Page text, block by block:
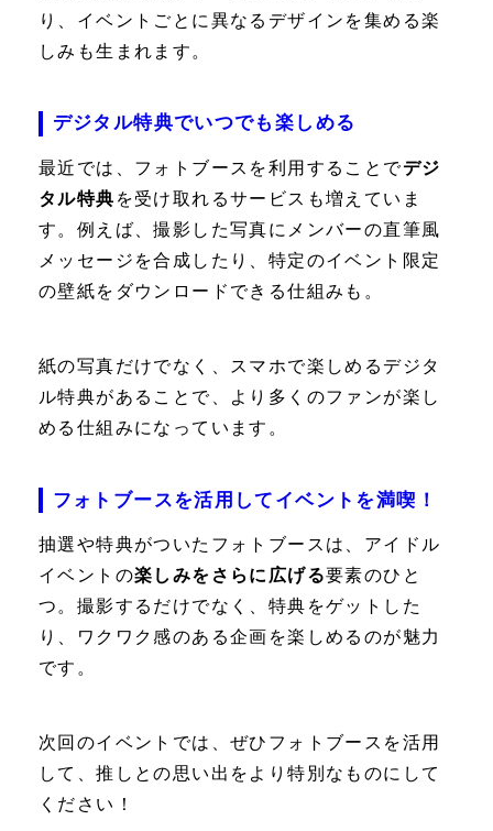
り、イベントごとに異なるデザインを集める楽
しみも生まれます。
デジタル特典でいつでも楽しめる
最近では、フォトブースを利用することでデジ
タル特典 を受け取れるサービスも増えていま
す。例えば、撮影した写真にメンバーの直筆風
メッセージを合成したり、特定のイベント限定
の壁紙をダウンロードできる仕組みも。
紙の写真だけでなく、スマホで楽しめるデジタ
ル特典があることで、より多くのファンが楽し
める仕組みになっています。
フォトブースを活用してイベントを満喫！
抽選や特典がついたフォトブースは、アイドル
イベントの楽しみをさらに広げる要素のひと
つ。撮影するだけでなく、特典をゲットした
り、ワクワク感のある企画を楽しめるのが魅力
です。
次回のイベントでは、ぜひフォトブースを活用
して、推しとの思い出をより特別なものにして
ください！